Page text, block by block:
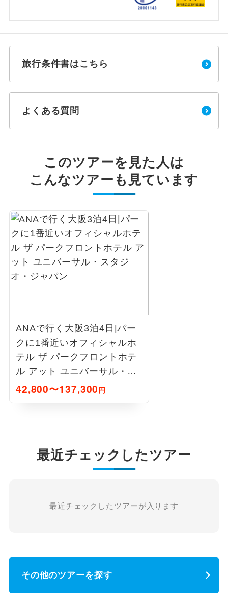
旅行条件書はこちら
よくある質問
このツアーを見た人は
こんなツアーも見ています
ANAで行く大阪3泊4日|パー
クに1番近いオフィシャルホ
テル ザ パークフロントホテ
ル アット ユニバーサル・ス
タジオ・ジャパン
42,800〜137,300円
最近チェックしたツアー
最近チェックしたツアーが入ります
その他のツアーを探す